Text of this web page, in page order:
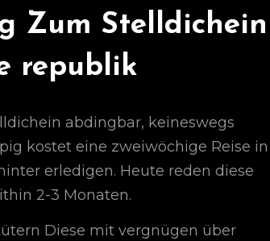
Zum Stelldichein
republik
abdingbar, keineswegs
kostet eine zweiwöchige Reise in
erledigen. Heute reden diese
2-3 Monaten.
Diese mit vergnügen über